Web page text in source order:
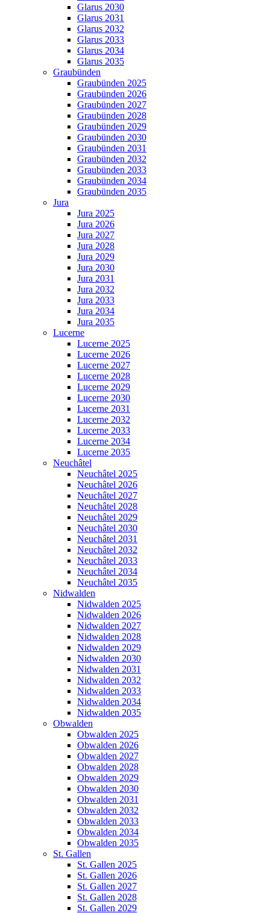
Glarus 2030
Glarus 2031
Glarus 2032
Glarus 2033
Glarus 2034
Glarus 2035
Graubünden
Graubünden 2025
Graubünden 2026
Graubünden 2027
Graubünden 2028
Graubünden 2029
Graubünden 2030
Graubünden 2031
Graubünden 2032
Graubünden 2033
Graubünden 2034
Graubünden 2035
Jura
Jura 2025
Jura 2026
Jura 2027
Jura 2028
Jura 2029
Jura 2030
Jura 2031
Jura 2032
Jura 2033
Jura 2034
Jura 2035
Lucerne
Lucerne 2025
Lucerne 2026
Lucerne 2027
Lucerne 2028
Lucerne 2029
Lucerne 2030
Lucerne 2031
Lucerne 2032
Lucerne 2033
Lucerne 2034
Lucerne 2035
Neuchâtel
Neuchâtel 2025
Neuchâtel 2026
Neuchâtel 2027
Neuchâtel 2028
Neuchâtel 2029
Neuchâtel 2030
Neuchâtel 2031
Neuchâtel 2032
Neuchâtel 2033
Neuchâtel 2034
Neuchâtel 2035
Nidwalden
Nidwalden 2025
Nidwalden 2026
Nidwalden 2027
Nidwalden 2028
Nidwalden 2029
Nidwalden 2030
Nidwalden 2031
Nidwalden 2032
Nidwalden 2033
Nidwalden 2034
Nidwalden 2035
Obwalden
Obwalden 2025
Obwalden 2026
Obwalden 2027
Obwalden 2028
Obwalden 2029
Obwalden 2030
Obwalden 2031
Obwalden 2032
Obwalden 2033
Obwalden 2034
Obwalden 2035
St. Gallen
St. Gallen 2025
St. Gallen 2026
St. Gallen 2027
St. Gallen 2028
St. Gallen 2029